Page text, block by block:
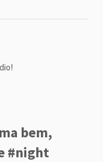
bem,
#night